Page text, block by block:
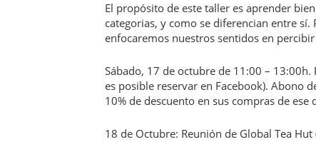
El propósito de este taller es aprender
categorias, y como se diferencian entre
enfocaremos nuestros sentidos en
Sábado, 17 de octubre de 11:00 – 13:00h.
es posible reservar en Facebook). Abono
10% de descuento en sus compras de ese
18 de Octubre: Reunión de Global Tea Hut